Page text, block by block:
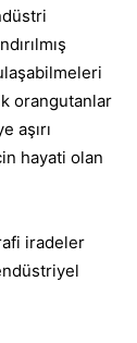
orangutanlar
aşırı
hayati olan
iradeler